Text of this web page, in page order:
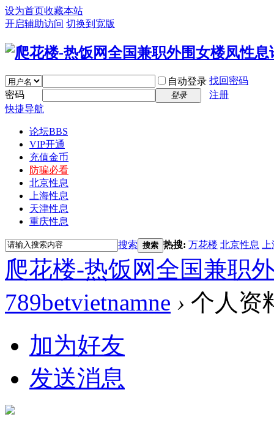
设为首页收藏本站
开启辅助访问 切换到宽版
自动登录 找回密码
密码
登录
注册
快捷导航
论坛BBS
VIP开通
充值金币
防骗必看
北京性息
上海性息
天津性息
重庆性息
搜索 搜索 热搜: 万花楼 北京性息
爬花楼-热饭网全国兼职
789betvietnamne › 个人资
加为好友
发送消息